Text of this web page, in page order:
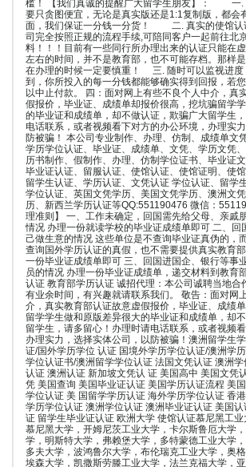
槛！ 【我们真诚的提醒广大留学生朋友】： 一.
要只贪图便宜，无论是真实版还是1:1复制版，都会
面，我们保证一分钱一分货！ 二. 真实的使馆认
司完全按照正规的流程手续,可陪同客户一起前往北
料！！！目前有一些同行所办理出来的认证只能在
左右的时间，并不是教育部，也不可能存档。那样
在办理的时候一定要慎重！ 三. 随时可以监视进度
到，你所投入的每一分钱都能够确实得到回报，若
以中止付款。 四：面对网上有些不良个人中介，真
假报价，毕业证、成绩单却报价很高，挖坑骗留学
的毕业证和成绩单，却不做认证，欺骗广大留学生
电话联系，或者视频看下对方的办公环境，办理实
防被骗！ 本公司专业制作、办理、仿制、成绩单文
学历学位认证、毕业证、成绩单、文凭、学历文凭
历书制作、假制作、办理、仿制学位证书、毕业证文
毕业证认证、留服认证、使馆认证、使馆证明、使馆
留学生认证、学历认证、文凭认证 学位认证、留学
学位认证、英国文凭学历、美国文凭学历、澳洲文
历、新西兰学历认证等QQ:551190476 微信：
理准则】 一、工作未确定，回国需先给父母、亲戚
情况 办理一份就读学校的毕业证成绩单即可 二、回
己做生意的情况 这些单位是不查询毕业证真伪的，
查询国外学历认证的真假，也不需要提供真实教育
一份毕业证成绩单即可 三、回国进国企、银行等事
员的情况 办理一份毕业证成绩单，递交材料到教育
认证 教育部学历认证 诚招代理：本公司诚聘当地合
有业余时间，有兴趣就请联系我们。 敬告：面对网
介，真实教育部认证故意虚假报价，毕业证、成绩
留学学生做和原版差异很大的毕业证和成绩单，却
留学生，请多留心！办理时请电话联系，或者视频
办理实力，选择实体公司，以防被骗！澳洲留学生
证/国外学历学位 认证 国境外学历学位认证/澳洲学
学位认证书/澳洲留学学位认证 法国文凭认证 澳洲
认证 澳洲认证 新加坡文凭认 证 美国高中 美国文凭
凭 美国查询 美国毕业证认证 美国学历认证流程 美
学位认证 美 国留学学历认证 海外学历学位认证 香
学历学位认证 澳洲学位认证 澳洲毕业证认证 美国
证 留学生毕业证认证 欧洲大学 使馆认证慕尼黑工业
慕尼黑大学，开姆尼茨工业大学，卡尔斯鲁厄大学
学，明斯特大学，弗赖堡大学，多特蒙德工业大学
多夫大学，波鸿鲁尔大学，布伦瑞克工业大学，奥
埃森大学，凯撒斯劳滕工业大学，法兰克福大学，